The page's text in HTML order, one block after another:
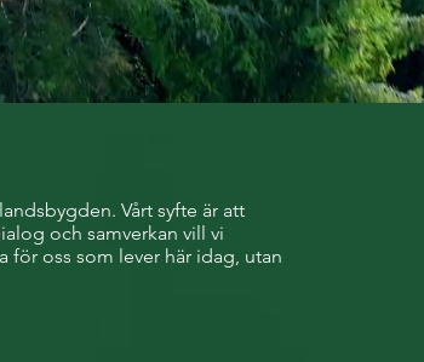
Vårt syfte är att
och samverkan vill vi
för oss som lever här idag, utan